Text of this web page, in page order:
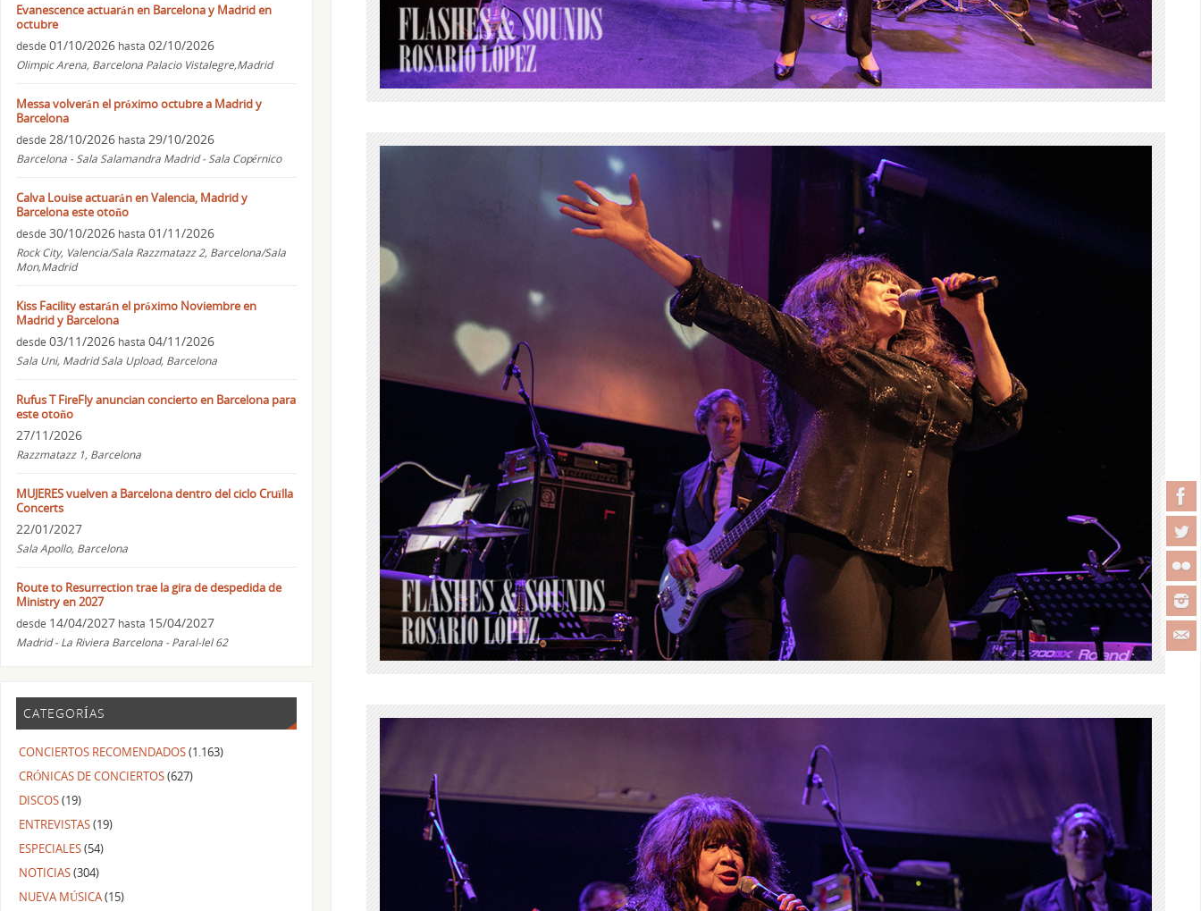
Evanescence actuarán en Barcelona y Madrid en
octubre
desde 01/10/2026 hasta 02/10/2026
Olimpic Arena, Barcelona Palacio Vistalegre,Madrid
Messa volverán el próximo octubre a Madrid y
Barcelona
desde 28/10/2026 hasta 29/10/2026
Barcelona - Sala Salamandra Madrid - Sala Copérnico
Calva Louise actuarán en Valencia, Madrid y
Barcelona este otoño
desde 30/10/2026 hasta 01/11/2026
Rock City, Valencia/Sala Razzmatazz 2, Barcelona/Sala
Mon,Madrid
Kiss Facility estarán el próximo Noviembre en
Madrid y Barcelona
desde 03/11/2026 hasta 04/11/2026
Sala Uni, Madrid Sala Upload, Barcelona
Rufus T FireFly anuncian concierto en Barcelona para
este otoño
27/11/2026
Razzmatazz 1, Barcelona
MUJERES vuelven a Barcelona dentro del ciclo Cruïlla
Concerts
22/01/2027
Sala Apollo, Barcelona
Route to Resurrection trae la gira de despedida de
Ministry en 2027
desde 14/04/2027 hasta 15/04/2027
Madrid - La Riviera Barcelona - Paral-lel 62
CATEGORÍAS
CONCIERTOS RECOMENDADOS(1.163)
CRÓNICAS DE CONCIERTOS(627)
DISCOS(19)
ENTREVISTAS(19)
ESPECIALES(54)
NOTICIAS(304)
NUEVA MÚSICA(15)